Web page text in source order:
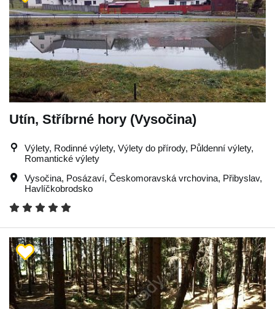
Utín, Stříbrné hory (Vysočina)
Výlety, Rodinné výlety, Výlety do přírody, Půldenní výlety,
Romantické výlety
Vysočina, Posázaví, Českomoravská vrchovina, Přibyslav,
Havlíčkobrodsko